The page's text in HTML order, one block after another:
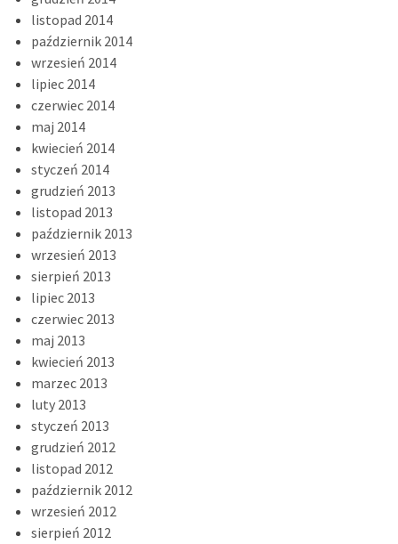
listopad 2014
październik 2014
wrzesień 2014
lipiec 2014
czerwiec 2014
maj 2014
kwiecień 2014
styczeń 2014
grudzień 2013
listopad 2013
październik 2013
wrzesień 2013
sierpień 2013
lipiec 2013
czerwiec 2013
maj 2013
kwiecień 2013
marzec 2013
luty 2013
styczeń 2013
grudzień 2012
listopad 2012
październik 2012
wrzesień 2012
sierpień 2012